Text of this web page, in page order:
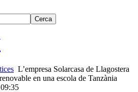
L’empresa Solarcasa de Llagostera
en una escola de Tanzània